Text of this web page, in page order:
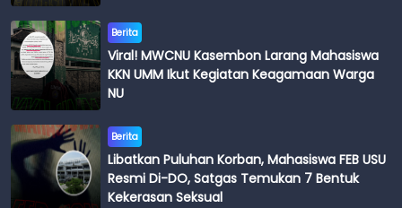
Berita
Viral! MWCNU Kasembon Larang Mahasiswa
KKN UMM Ikut Kegiatan Keagamaan Warga
NU
Berita
Libatkan Puluhan Korban, Mahasiswa FEB USU
Resmi Di-DO, Satgas Temukan 7 Bentuk
Kekerasan Seksual